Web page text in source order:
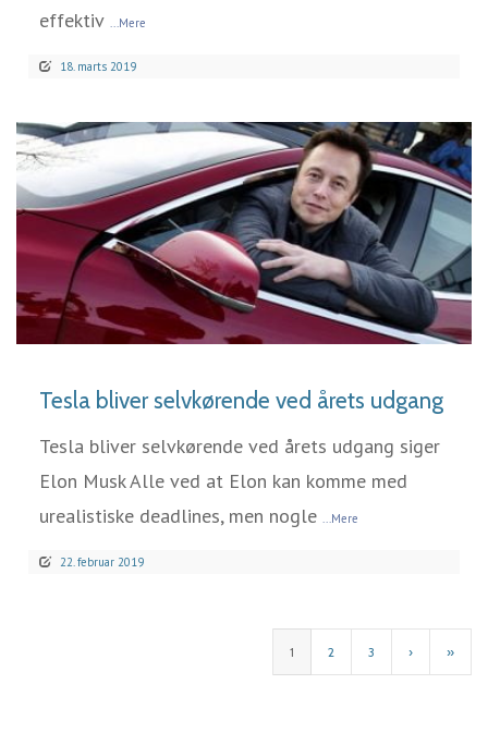
effektiv ...Mere
18. marts 2019
LÆS MERE
Tesla bliver selvkørende ved årets udgang
Tesla bliver selvkørende ved årets udgang siger
Elon Musk Alle ved at Elon kan komme med
urealistiske deadlines, men nogle
...Mere
22. februar 2019
1 2 3 › »